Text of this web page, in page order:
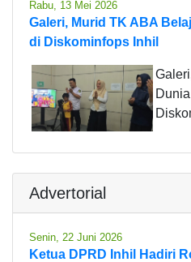
Rabu, 13 Mei 2026
Galeri, Murid TK ABA
di Diskominfops Inhil
Advertorial
Senin, 22 Juni 2026
Ketua DPRD Inhil Hadiri